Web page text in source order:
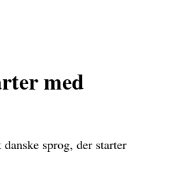
med
sprog, der starter